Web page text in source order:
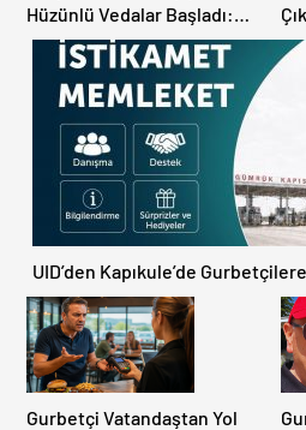
Hüzünlü Vedalar Başladı:
Kapıkule’de Yoğunluk
Artıyor!
UID’den Kapıkule’de
Gurbetçi Vatandaştan Yol